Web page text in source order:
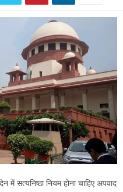
में सत्यनिष्ठा नियम होना चाहिए अपवाद